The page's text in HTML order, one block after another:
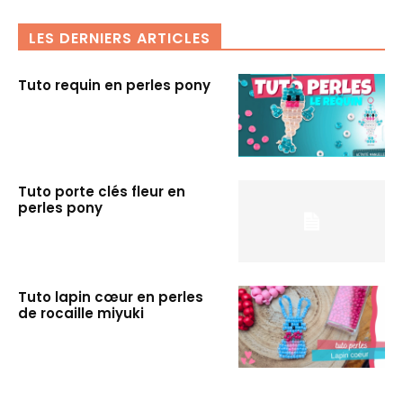
LES DERNIERS ARTICLES
Tuto requin en perles pony
Tuto porte clés fleur en
perles pony
Tuto lapin cœur en perles
de rocaille miyuki